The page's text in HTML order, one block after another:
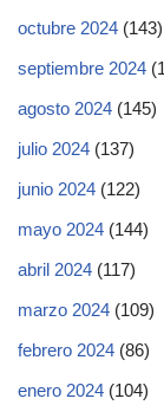
octubre 2024 (143)
septiembre 2024
agosto 2024 (145)
julio 2024 (137)
junio 2024 (122)
mayo 2024 (144)
abril 2024 (117)
marzo 2024 (109)
febrero 2024 (86)
enero 2024 (104)